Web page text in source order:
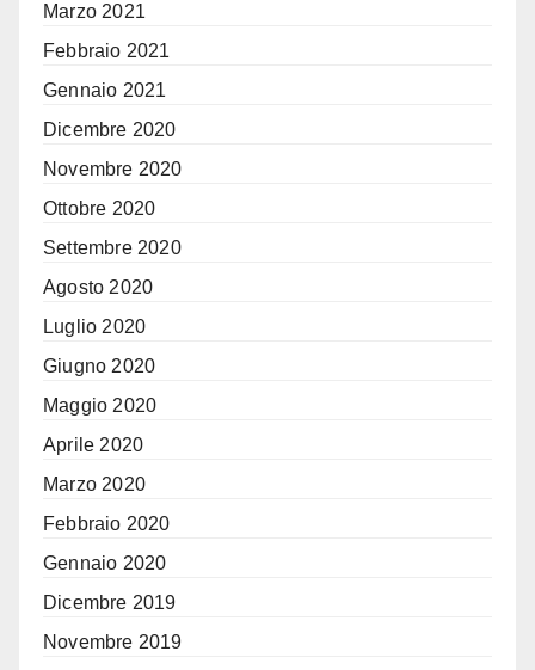
Marzo 2021
Febbraio 2021
Gennaio 2021
Dicembre 2020
Novembre 2020
Ottobre 2020
Settembre 2020
Agosto 2020
Luglio 2020
Giugno 2020
Maggio 2020
Aprile 2020
Marzo 2020
Febbraio 2020
Gennaio 2020
Dicembre 2019
Novembre 2019